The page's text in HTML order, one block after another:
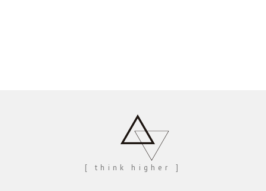
[ think higher ]